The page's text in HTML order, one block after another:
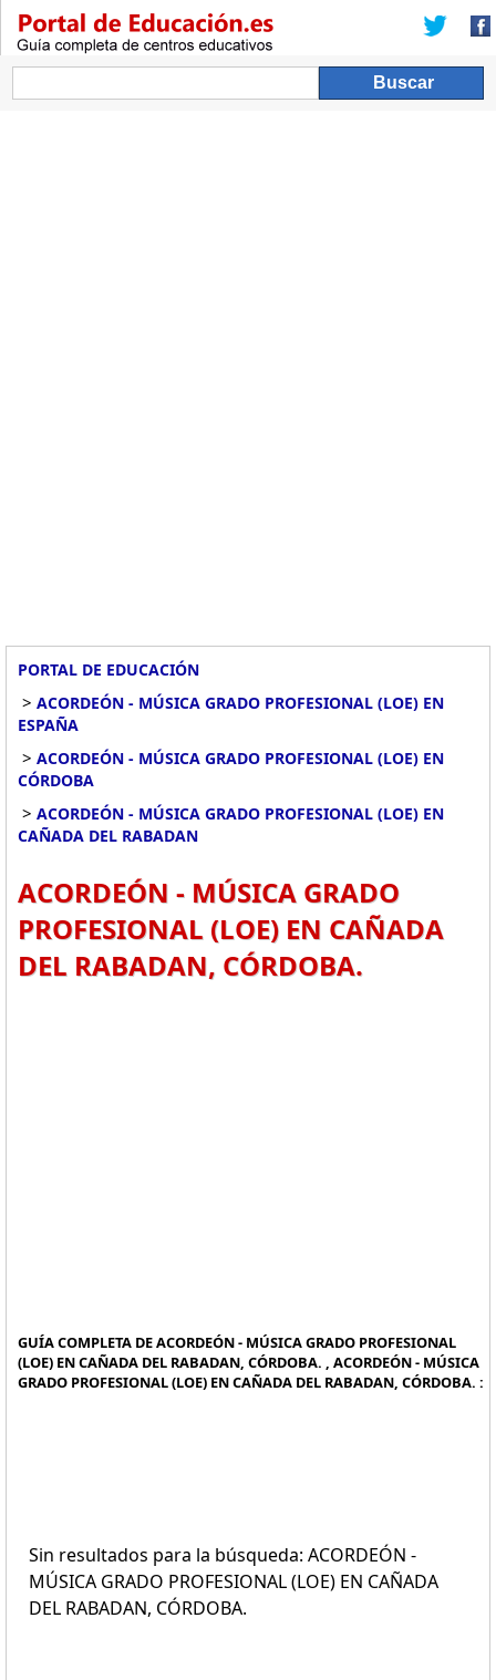
PORTAL DE EDUCACIÓN
> ACORDEÓN - MÚSICA GRADO PROFESIONAL (LOE) EN
ESPAÑA
> ACORDEÓN - MÚSICA GRADO PROFESIONAL (LOE) EN
CÓRDOBA
> ACORDEÓN - MÚSICA GRADO PROFESIONAL (LOE) EN
CAÑADA DEL RABADAN
ACORDEÓN - MÚSICA GRADO
PROFESIONAL (LOE) EN CAÑADA
DEL RABADAN, CÓRDOBA.
GUÍA COMPLETA DE ACORDEÓN - MÚSICA GRADO PROFESIONAL
(LOE) EN CAÑADA DEL RABADAN, CÓRDOBA. , ACORDEÓN - MÚSICA
GRADO PROFESIONAL (LOE) EN CAÑADA DEL RABADAN, CÓRDOBA. :
Sin resultados para la búsqueda: ACORDEÓN -
MÚSICA GRADO PROFESIONAL (LOE) EN CAÑADA
DEL RABADAN, CÓRDOBA.